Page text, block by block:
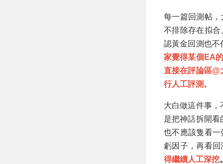
每一篇回測帖
不排除存在拟
認黃金回測也不
家覺得某個EA
直接在評論區@
行人工評測。
大白做這件事
是把神話拆開
也不應該隻看
虧因子，再看
得繼續人工深挖